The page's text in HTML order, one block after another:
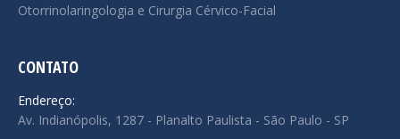
Otorrinolaringologia e Cirurgia Cérvico-Facial
CONTATO
Endereço:
Av. Indianópolis, 1287 - Planalto Paulista - São Paulo - SP